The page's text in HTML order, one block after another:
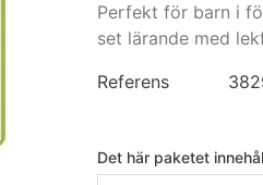
Perfekt för barn i
set lärande med
Referens
Det här paketet